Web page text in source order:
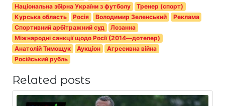
Національна збірна України з футболу
Тренер (спорт)
Курська область
Росія Володимир Зеленський
Реклама
Спортивний арбітражний суд
Лозанна
Міжнародні санкції щодо Росії (2014—дотепер)
Анатолій Тимощук
Аукціон
Агресивна війна
Російський рубль
Related posts